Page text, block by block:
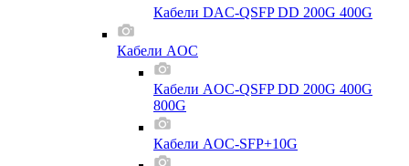
Кабели DAC-QSFP DD 200G 400G
Кабели AOC
Кабели AOC-QSFP DD 200G 400G
800G
Кабели AOC-SFP+10G